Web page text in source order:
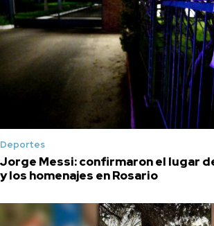
Deportes
Jorge Messi: confirmaron el lugar
y los homenajes en Rosario